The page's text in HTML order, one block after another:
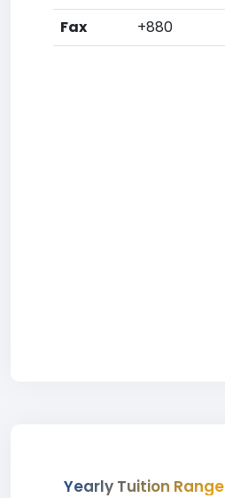
Fax
+880
Yearly Tuition Range